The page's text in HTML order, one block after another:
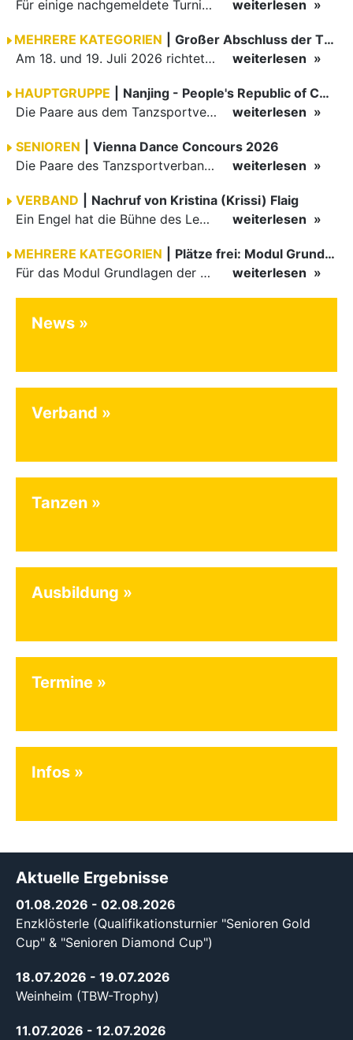
Für einige nachgemeldete Turniere im 2 Halbjahr sucht der ZWE noch Wertungsrichter.
weiterlesen
MEHRERE KATEGORIEN
Großer Abschluss der TBW-Trophy in Weinheim
Am 18. und 19. Juli 2026 richtete die Tanzsportabteilung (TSA) der TSG 1862 Weinheim das Abschlussturnier der diesjährigen TBW-Trophy-Serie aus. Zum traditionellen Saisonfinale kamen rund 400 Starts über…
weiterlesen
HAUPTGRUPPE
Nanjing - People's Republic of China
Die Paare aus dem Tanzsportverband Baden-Württemberg (TBW) haben beim hochklassig besetzten WDSF GrandSlam im chinesischen Nanjing wieder einmal auf internationalem Top-Niveau geglänzt. Das…
weiterlesen
SENIOREN
Vienna Dance Concours 2026
Die Paare des Tanzsportverbandes Baden-Württemberg (TBW) glänzten auf dem internationalen Parkett des Vienna Dance Concourse 2026 im Wiener Rathaus mit hervorragenden Platzierungen Ergebnisse unter: …
weiterlesen
VERBAND
Nachruf von Kristina (Krissi) Flaig
Ein Engel hat die Bühne des Lebens verlassen. Viel zu früh, plötzlich und für uns alle unfassbar, wurde unsere geliebte Kristina (Krissi) Flaig im Alter von 36 Jahren aus dem Leben gerissen. Das Tanzen…
weiterlesen
MEHRERE KATEGORIEN
Plätze frei: Modul Grundlagen
Für das Modul Grundlagen der Breitensportausbildung vom 10. bis 13. September an der Landessportschule Albstadt sind noch Plätze frei. Das Modul kann auch für den Lizenzerhalt (30 LE fachlich) genutzt…
weiterlesen
News
Verband
Tanzen
Ausbildung
Termine
Infos
Aktuelle Ergebnisse
01.08.2026 - 02.08.2026
Enzklösterle (Qualifikationsturnier "Senioren Gold
Cup" & "Senioren Diamond Cup")
18.07.2026 - 19.07.2026
Weinheim (TBW-Trophy)
11.07.2026 - 12.07.2026